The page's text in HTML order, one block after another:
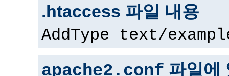
.htaccess 파일 내용
AddType text/
apache2.conf 파일에